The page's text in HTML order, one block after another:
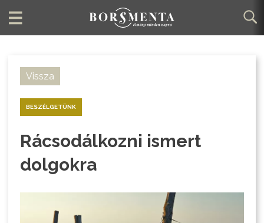
Vissza
BESZÉLGETÜNK
Rácsodálkozni ismert
dolgokra